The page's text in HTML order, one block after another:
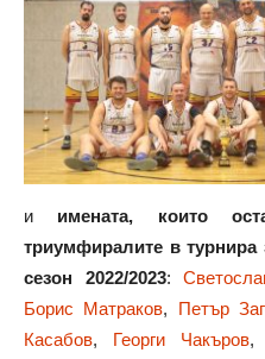
и имената, които
триумфиралите в
сезон 2022/2023:
Борис Матраков, Петър
Касабов, Георги Чакъров,